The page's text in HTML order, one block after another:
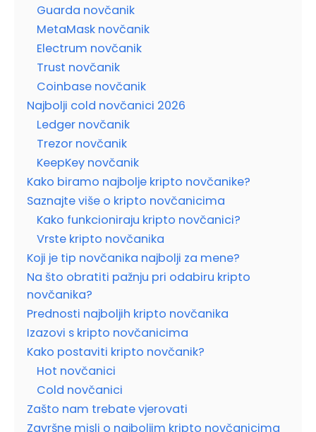
Guarda novčanik
MetaMask novčanik
Electrum novčanik
Trust novčanik
Coinbase novčanik
Najbolji cold novčanici 2026
Ledger novčanik
Trezor novčanik
KeepKey novčanik
Kako biramo najbolje kripto novčanike?
Saznajte više o kripto novčanicima
Kako funkcioniraju kripto novčanici?
Vrste kripto novčanika
Koji je tip novčanika najbolji za mene?
Na što obratiti pažnju pri odabiru kripto
novčanika?
Prednosti najboljih kripto novčanika
Izazovi s kripto novčanicima
Kako postaviti kripto novčanik?
Hot novčanici
Cold novčanici
Zašto nam trebate vjerovati
Završne misli o najboljim kripto novčanicima